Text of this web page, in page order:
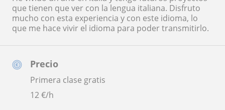
Precio
Primera clase gratis
12€/h
que tienen que ver con la lengua italiana. Disfruto
mucho con esta experiencia y con este idioma, lo
que me hace vivir el idioma para poder transmitirlo.